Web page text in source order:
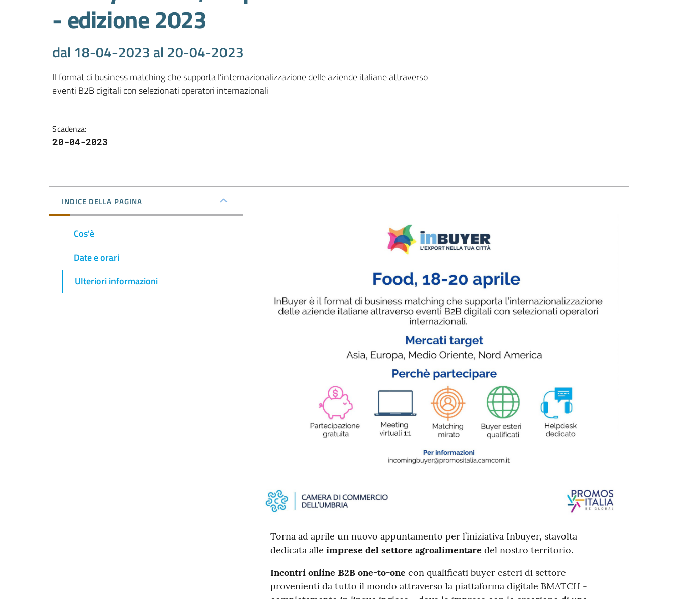
- edizione 2023
dal 18-04-2023 al 20-04-2023
Il format di business matching che supporta l’internazionalizzazione delle aziende italiane attraverso
eventi B2B digitali con selezionati operatori internazionali
Scadenza:
20-04-2023
INDICE DELLA PAGINA
Cos'è
Date e orari
Ulteriori informazioni
Torna ad aprile un nuovo appuntamento per l’iniziativa Inbuyer, stavolta
dedicata alle imprese del settore agroalimentare del nostro territorio.
Incontri online B2B one-to-one con qualificati buyer esteri di settore
provenienti da tutto il mondo attraverso la piattaforma digitale BMATCH -